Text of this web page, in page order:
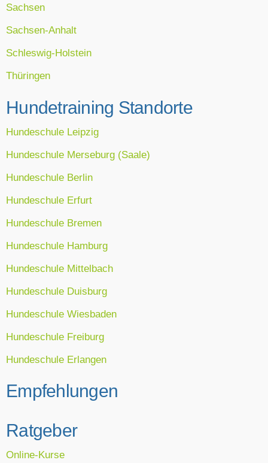
Sachsen
Sachsen-Anhalt
Schleswig-Holstein
Thüringen
Hundetraining Standorte
Hundeschule Leipzig
Hundeschule Merseburg (Saale)
Hundeschule Berlin
Hundeschule Erfurt
Hundeschule Bremen
Hundeschule Hamburg
Hundeschule Mittelbach
Hundeschule Duisburg
Hundeschule Wiesbaden
Hundeschule Freiburg
Hundeschule Erlangen
Empfehlungen
Ratgeber
Online-Kurse